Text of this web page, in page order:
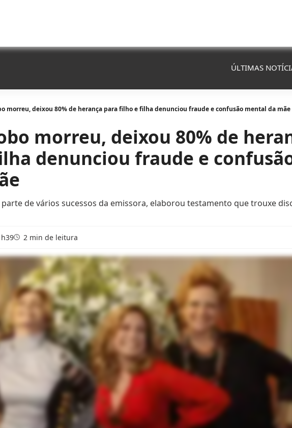
ÚLTIMAS
morreu, deixou 80% de herança para filho e filha denunciou fraude e confusão mental da mãe
morreu, deixou 80% de
denunciou fraude e
de vários sucessos da emissora, elaborou testamento que trouxe
2 min de leitura